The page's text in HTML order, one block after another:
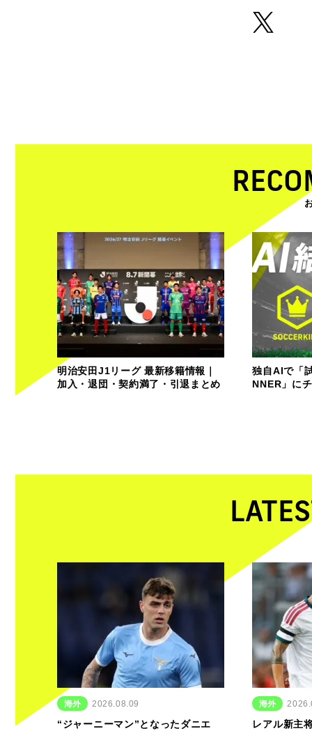
明治安田J1リーグ 最新移籍情報｜
加入・退団・契約満了・引退まとめ
独自AIで「
NNER」に
海外 2026.08.09
“ジャーニーマン”となったダニエ
海外
レアル新主